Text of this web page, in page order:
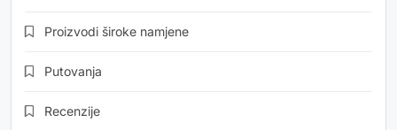
Proizvodi široke namjene
Putovanja
Recenzije